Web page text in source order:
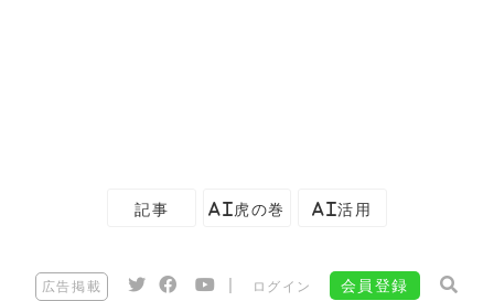
記事 AI虎の巻 AI活用
広告掲載 ログイン 会員登録